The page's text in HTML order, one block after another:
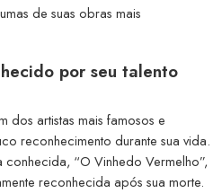
de suas obras mais
por seu talento
dos artistas mais famosos e
reconhecimento durante sua vida.
conhecida, “O Vinhedo Vermelho”,
reconhecida após sua morte.